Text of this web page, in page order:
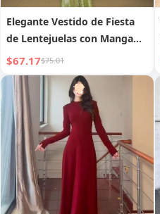
Elegante Vestido de Fiesta
de Lentejuelas con Manga
Larga y Espalda Descubierta,
Ajustado y Sexy
$67.17$75.01